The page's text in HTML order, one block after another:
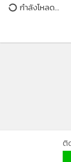
กำลังโหลด...
ติ